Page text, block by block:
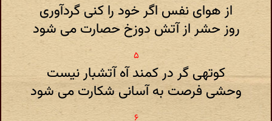
از هوای نفس اگر خود را کنی گردآوری
روز حشر از آتش دوزخ حصارت می شود
کوتهی گر در کمند آه آتشبار نیست
وحشی فرصت به آسانی شکارت می شود